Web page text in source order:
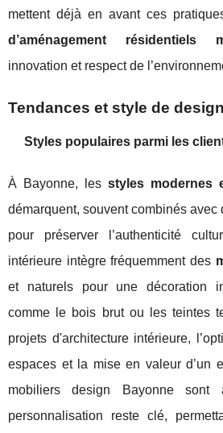
mettent déjà en avant ces
d’aménagement résidentiels
innovation et respect de
Tendances et style de
Styles populaires parmi les
À Bayonne, les styles modernes
démarquent, souvent combinés avec
pour préserver l’authenticité
intérieure intègre fréquemment des
et naturels pour une décoration
comme le bois brut ou les teintes
projets d'architecture intérieure,
espaces et la mise en valeur d’un
mobiliers design Bayonne sont
personnalisation reste clé,